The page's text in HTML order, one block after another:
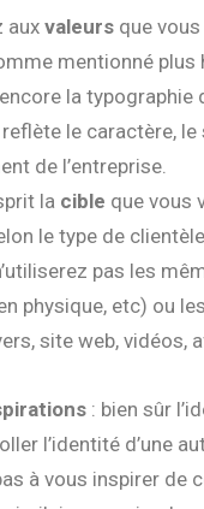
aux valeurs que
mentionné plus
la typographie
le caractère,
de l’entreprise.
la cible que vous
le type de
pas les
physique, etc) ou
site web, vidéos,
: bien sûr
l’identité d’une
à vous inspirer de